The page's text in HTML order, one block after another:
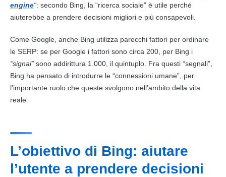
engine“: secondo Bing , la “ricerca sociale” è utile perché
aiuterebbe a prendere decisioni migliori e più consapevoli.
Come Google, anche Bing utilizza parecchi fattori per ordinare
le SERP: se per Google i fattori sono circa 200, per Bing i
“signal” sono addirittura 1.000, il quintuplo. Fra questi “segnali”,
Bing ha pensato di introdurre le “connessioni umane”, per
l’importante ruolo che queste svolgono nell’ambito della vita
reale.
L’obiettivo di Bing: aiutare
l’utente a prendere decisioni